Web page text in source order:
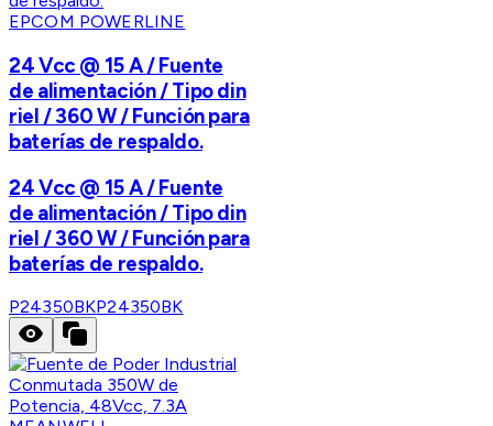
EPCOM POWERLINE
24 Vcc @ 15 A / Fuente
de alimentación / Tipo din
riel / 360 W / Función para
baterías de respaldo.
24 Vcc @ 15 A / Fuente
de alimentación / Tipo din
riel / 360 W / Función para
baterías de respaldo.
P24350BKP24350BK